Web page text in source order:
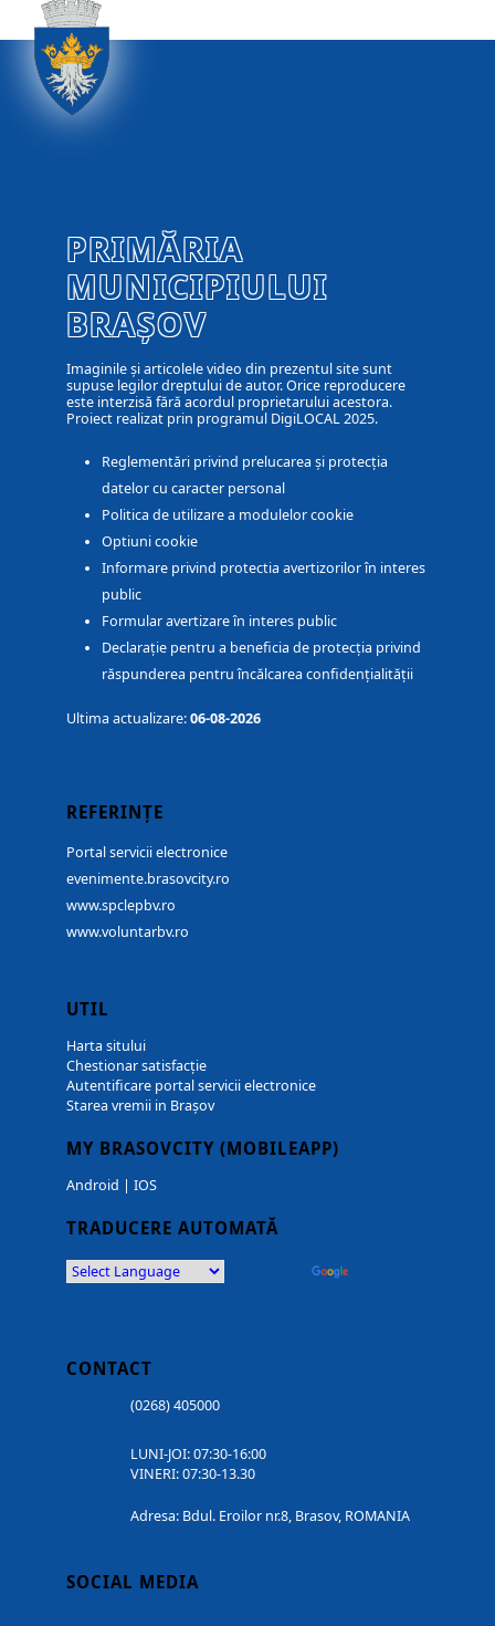
PRIMĂRIA
MUNICIPIULUI
BRAȘOV
Imaginile și articolele video din prezentul site sunt
supuse legilor dreptului de autor. Orice reproducere
este interzisă fără acordul proprietarului acestora.
Proiect realizat prin programul DigiLOCAL 2025.
Reglementări privind prelucarea și protecția
datelor cu caracter personal
Politica de utilizare a modulelor cookie
Optiuni cookie
Informare privind protectia avertizorilor în interes
public
Formular avertizare în interes public
Declarație pentru a beneficia de protecția privind
răspunderea pentru încălcarea confidențialității
Ultima actualizare:06-08-2026
REFERINȚE
Portal servicii electronice
evenimente.brasovcity.ro
www.spclepbv.ro
www.voluntarbv.ro
UTIL
Harta sitului
Chestionar satisfacție
Autentificare portal servicii electronice
Starea vremii in Brașov
MY BRASOVCITY (MOBILEAPP)
Android | IOS
TRADUCERE AUTOMATĂ
CONTACT
(0268) 405000
LUNI-JOI: 07:30-16:00
VINERI: 07:30-13.30
Adresa: Bdul. Eroilor nr.8, Brasov, ROMANIA
SOCIAL MEDIA